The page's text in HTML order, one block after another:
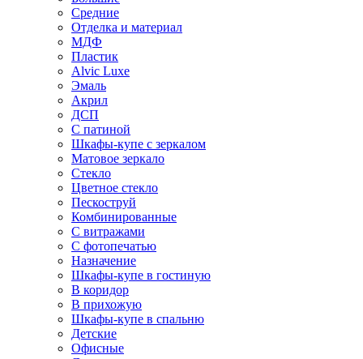
Средние
Отделка и материал
МДФ
Пластик
Alvic Luxe
Эмаль
Акрил
ДСП
С патиной
Шкафы-купе с зеркалом
Матовое зеркало
Стекло
Цветное стекло
Пескоструй
Комбинированные
С витражами
С фотопечатью
Назначение
Шкафы-купе в гостиную
В коридор
В прихожую
Шкафы-купе в спальню
Детские
Офисные